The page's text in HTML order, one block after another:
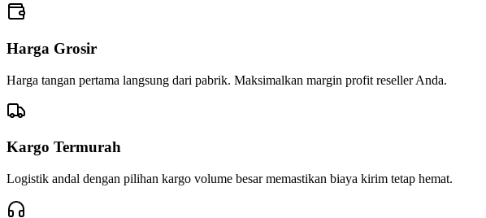
Harga Grosir
Harga tangan pertama langsung dari pabrik. Maksimalkan margin profit reseller Anda.
Kargo Termurah
Logistik andal dengan pilihan kargo volume besar memastikan biaya kirim tetap hemat.